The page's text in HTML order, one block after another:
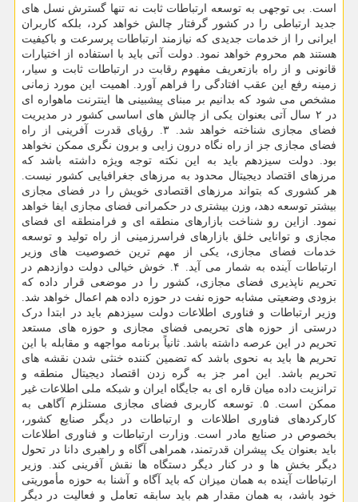
است. بی توجهی به توسعه ارتباطات ثابت نه تنها گسترش نسل های
جدید ارتباطی را در کشور گرفتار چالش خواهد کرد، بلکه کاربران
ایرانی را از خدمات جدیدی که نیازمند ارتباطات پرسرعت و باکیفیت
هستند هم محروم خواهد نمود. دولت آتی باید با استفاده از اختیارات
قانونی و از راه بازتعریف مفهوم رقابت در ارتباطات ثابت و سیار،
زمینه رفع این عقب افتادگی را فراهم آورد. اهمیت این مورد زمانی
مشخص می شود که بدانیم بر مبنای پیشبینی ها اینترنت ماهواره ای
در ۲ سال آتی بعنوان یکی از چالش های اساسی کشور در مدیریت
فضای مجازی شناخته خواهد شد. ۳. رؤیای قدرت آفرینی از راه
فضای مجازی جز از راه نگاه درون زایی و برون نگری ممکن نخواهد
بود. دولت سیزدهم باید به این نکته توجه ویژه داشته باشد که
مرزهای اقتصاد دیجیتال محدود به مرزهای جغرافیایی کشور نیست.
هر کشوری که بتواند مرزهای اقتصادی خویش را در فضای مجازی
بیشتر توسعه دهد، وزن بیشتری در حکمرانی فضای مجازی ایفا خواهد
نمود. ازاین رو شناخت بازارهای منطقه ای و فرامنطقه ای فضای
مجازی و توانایی خلق بازارهای فراسرزمینی از راه تولید و توسعه
خدمات فضای مجازی، یکی از مهم ترین خصوصیت های وزیر
ارتباطات آینده به شمار می آید. ۴. خوش خیالی دولت دوازدهم در
تحریم ناپذیری فضای مجازی، کشور را در موضعی قرار داده که
بزودی وضعیتی مشابه حوزه نفت در حوزه داده هم اعمال خواهد شد.
وزیر ارتباطات و فناوری اطلاعات دولت سیزدهم باید در ابتدا درک
درستی از حوزه های تحریمی فضای مجازی و حوزه های مستعد
تحریم در این عرصه داشته باشد. ثانیاً برنامه مواجهه و مقابله با این
تحریم ها باید به نحوی باشد که تضمین کننده خنثی شدن نقشه های
تحریم باشد. این امر جز به گره زدن اقتصاد دیجیتال منطقه و
ترانزیت داده میان قاره ای به جایگاه ایران و شبکه ملی اطلاعات غیر
ممکن است. ۵. توسعه کاربری فضای مجازی مستلزم آگاهی به
کارکردهای فناوری اطلاعات و ارتباطات در دیگر صنایع کشور،
بخصوص در صنایع مادر است. وزارت ارتباطات و فناوری اطلاعات
باید بعنوان یک پیشران قدرتمند، همراهی آگاه و راهبری دانا در تحول
دیگر بخش ها و در کنار دیگر دستگاه ها نقش آفرینی کند. وزیر
ارتباطات آینده به همان میزان که باید آگاه و آشنا به حوزه مأموریتی
خود باشد، به همان مقدار هم باید سابقه تعامل و فعالیت در دیگر